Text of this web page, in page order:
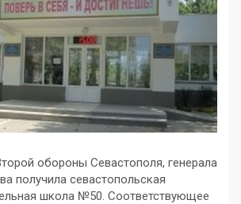
обороны Севастополя, генерала
получила севастопольская
школа №50. Соответствующее